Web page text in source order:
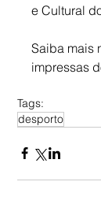
e Cultural
Saiba mais
impressas
Tags:
desporto